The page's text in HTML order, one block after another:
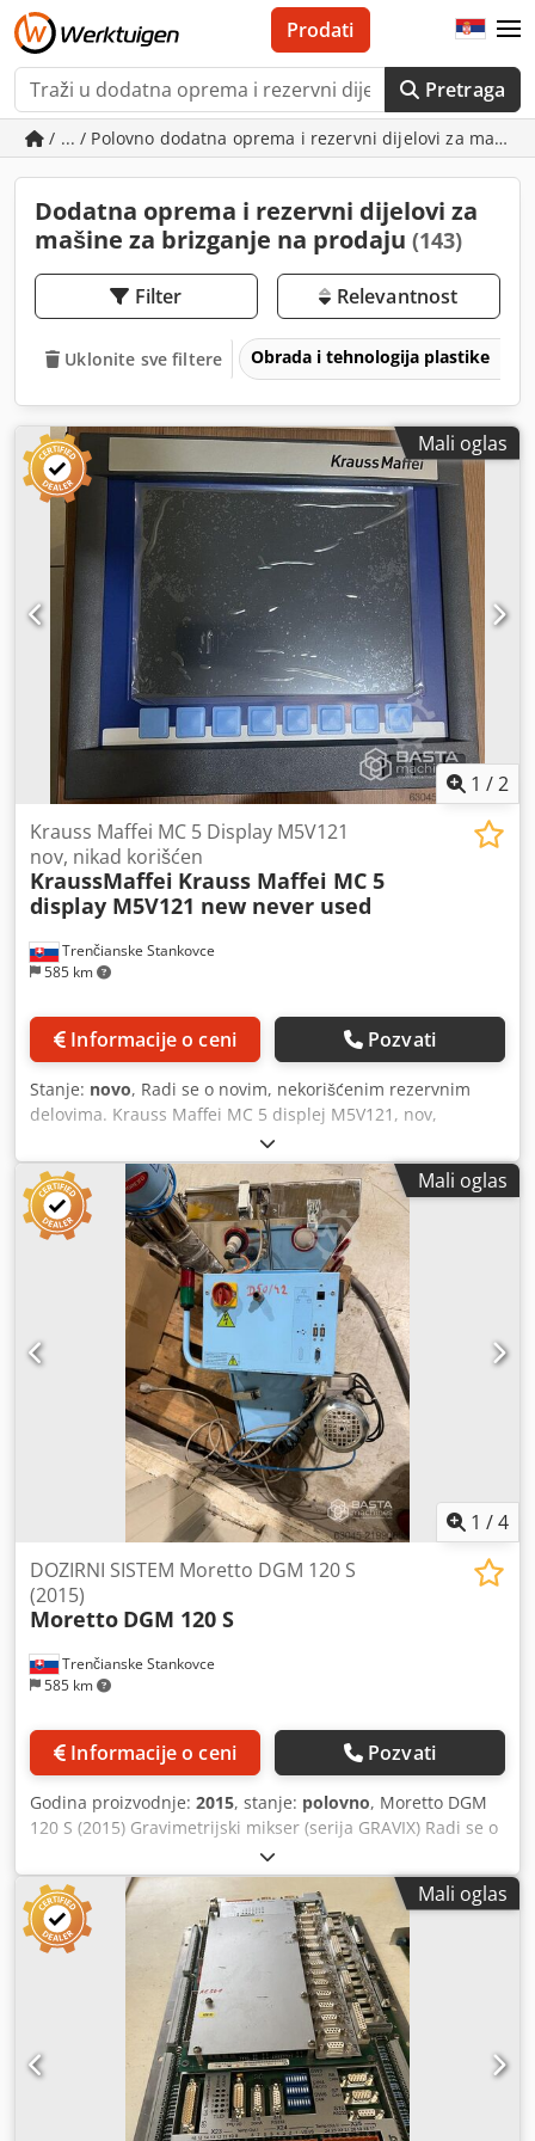
Pretraga
Prodati
/ ... / Polovno dodatna oprema i rezervni dijelovi za
Dodatna oprema i rezervni dijelovi za
mašine za brizganje na prodaju (143)
Filter Relevantnost
Uklonite sve filtere Obrada i tehnologija plastike
Mali oglas
1 /2
Trenčianske Stankovce
585 km
Krauss Maffei MC 5 Display M5V121
nov, nikad korišćen
KraussMaffei Krauss Maffei MC 5
display M5V121 new never used
Informacije o ceni Pozvati
Stanje: novo, Radi se o novim, nekorišćenim rezervnim
delovima. Krauss Maffei MC 5 displej M5V121, nov,
nekorišćen. Kupljen za Krauss Maffei mašinu kapaciteta
2300 tona. M5 jedinica za prikaz, 12-cifrena, dimenzije
DxŠxV 310x360x60 mm, težina 3600 g. Credpjygucfsfx Akiof
Mali oglas
1 /4
Trenčianske Stankovce
585 km
DOZIRNI SISTEM Moretto DGM 120 S
(2015)
Moretto DGM 120 S
Informacije o ceni Pozvati
Godina proizvodnje: 2015, stanje: polovno, Moretto DGM
120 S (2015) Gravimetrijski mikser (serija GRAVIX) Radi se o
robustnim višekomponentnim sistemima. Na fotografijama
su prikazani karakteristični levci za različite komponente,
koje sistem meri sa najvećom preciznošću. Dozirni sistem
Moretto DGM Gravix 120 S spada u srednju kategoriju
gravimetrijskih dozir mašina, koje se odlikuju izuzetnom
preciznošću i otpornošću na industrijske vibracije. -Elektro
podaci: 230 V; 50/60 Hz; 1 kW -Težina: 9,35 kg Ključni
tehnički parametri Codpfsy Udkcjx Akisrf Ovaj model je
konstruisan za precizno mešanje više komponenti direktno
na grliću mašine. • Maksimalni učinak: do 120 kg/h (u
zavisnosti od nasipne gustine materijala). • Preciznost: do
±0,001% zahvaljujući tehnologiji u kojoj se svaka
Mali oglas